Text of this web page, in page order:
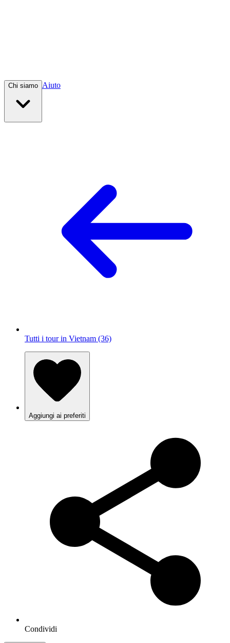
Chi siamo Aiuto
Tutti i tour in Vietnam (36)
Aggiungi ai preferiti
Condividi